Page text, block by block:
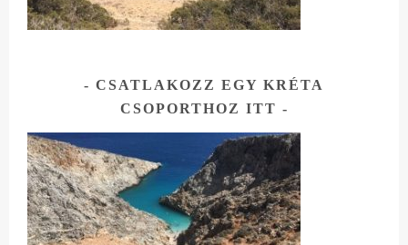
CSATLAKOZZ EGY KRÉTA
CSOPORTHOZ ITT